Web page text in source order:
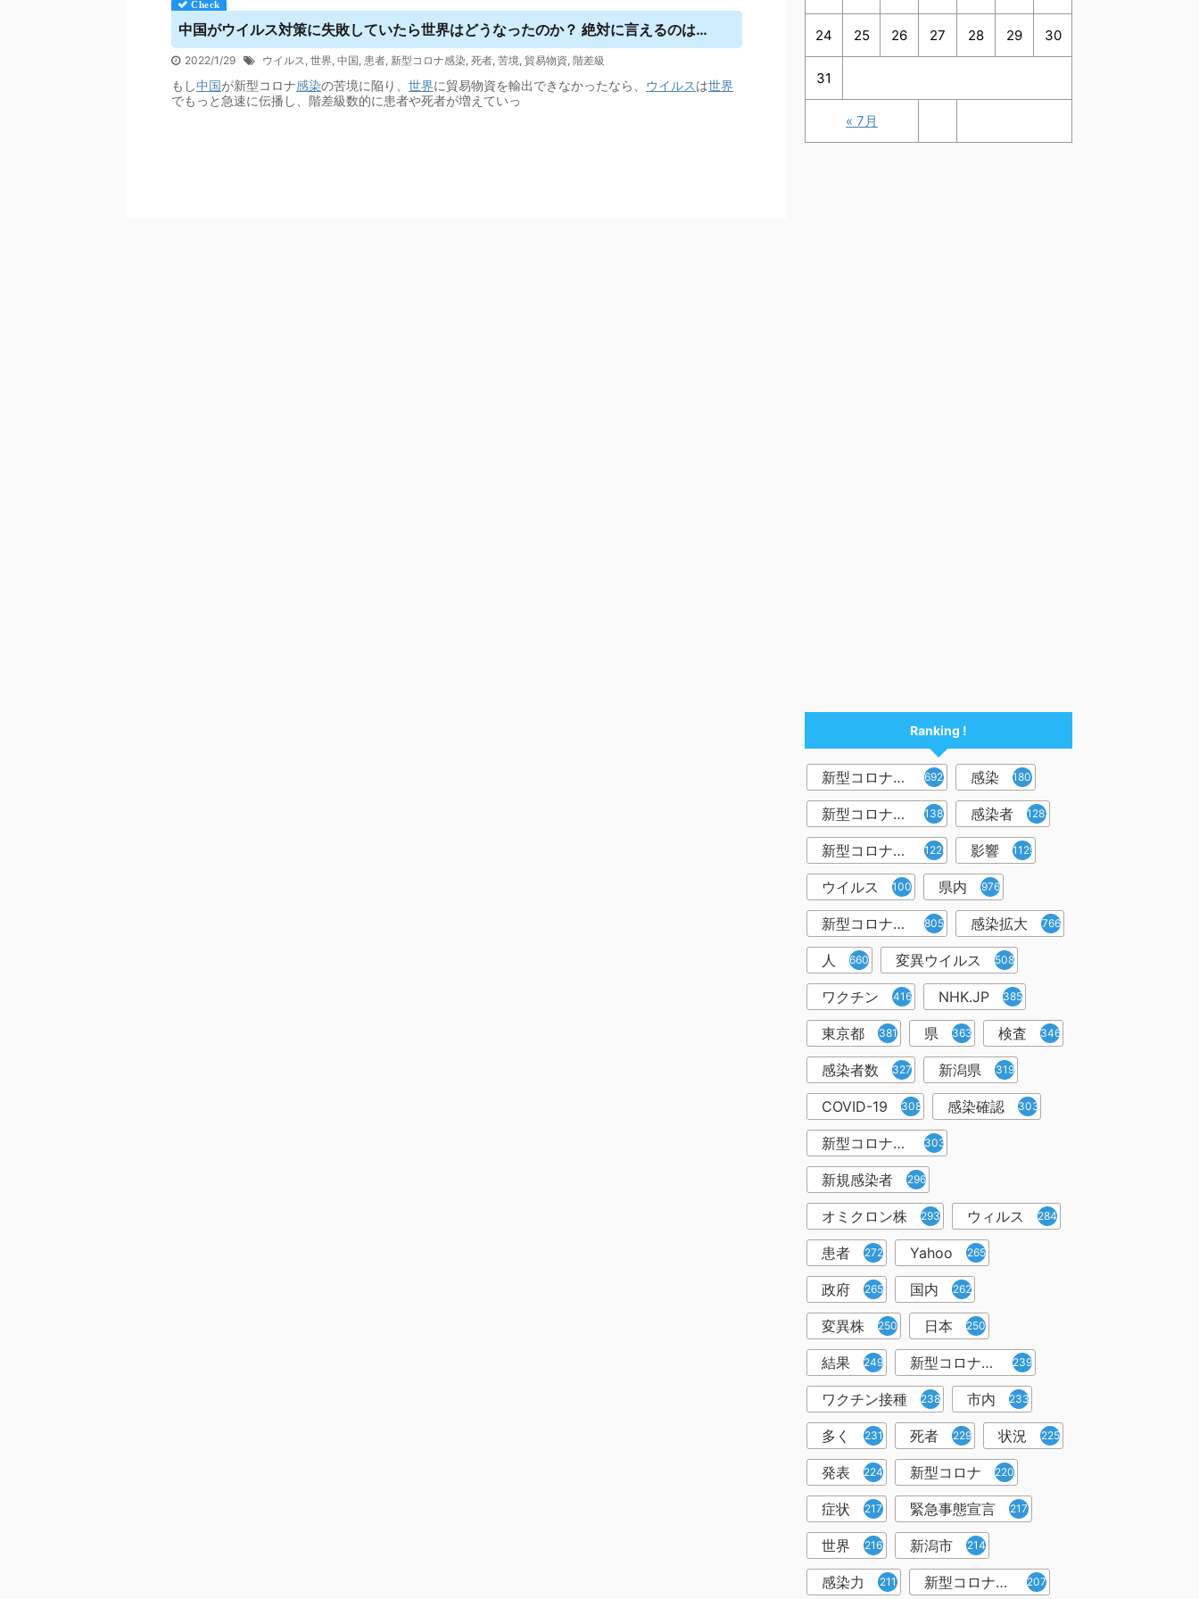
中国がウイルス対策に失敗していたら世界はどうなったのか？ 絶対に言えるのは…
2022/1/29 ウイルス, 世界, 中国, 患者, 新型コロナ感染, 死者, 苦境, 貿易物資, 階差級
もし中国が新型コロナ感染の苦境に陥り、 世界に貿易物資を輸出できなかったなら、 ウイルスは世界
でもっと急速に伝播し、階差級数的に患者や死者が増えていっ
« 7月
24 25 26 27 28 29 30
31
Ranking !
新型コロナウイルス 6921 感染 1809
新型コロナウィルス 1382 感染者 1283
新型コロナウイルス感染症 1226 影響 1129
ウイルス 1001 県内 976
新型コロナウイルス感染 805 感染拡大 766
人 660 変異ウイルス 508
ワクチン 416 NHK.JP 385
東京都 381 県 363 検査 346
感染者数 327 新潟県 319
COVID-19 308 感染確認 303
新型コロナウィルス感染症 303
新規感染者 296
オミクロン株 293 ウィルス 284
患者 272 Yahoo 265
政府 265 国内 262
変異株 250 日本 250
結果 249 新型コロナウイルスワクチン 239
ワクチン接種 238 市内 233
多く 231 死者 229 状況 225
発表 224 新型コロナ 220
症状 217 緊急事態宣言 217
世界 216 新潟市 214
感染力 211 新型コロナウイルス感染者 207